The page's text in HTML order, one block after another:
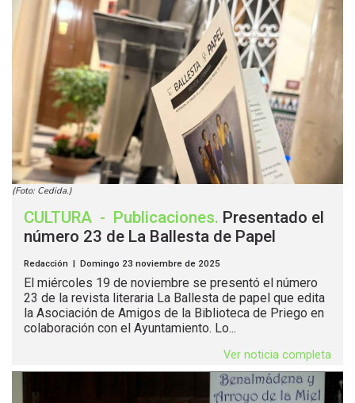
(Foto: Cedida.)
CULTURA - Publicaciones. Presentado el
número 23 de La Ballesta de Papel
Redacción | Domingo 23 noviembre de 2025
El miércoles 19 de noviembre se presentó el número
23 de la revista literaria La Ballesta de papel que edita
la Asociación de Amigos de la Biblioteca de Priego en
colaboración con el Ayuntamiento. Lo...
Ver noticia completa